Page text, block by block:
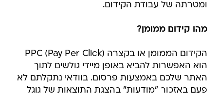
ומטרתה של עבודת הקידום.
מהו קידום ממומן?
הקידום הממומן או בקצרה PPC (Pay Per Click)
הוא האפשרות להביא באופן מיידי גולשים לתוך
האתר שלכם באמצעות פרסום. בוודאי נתקלתם לא
פעם באזכור "מודעות" בהצגת התוצאות של גוגל